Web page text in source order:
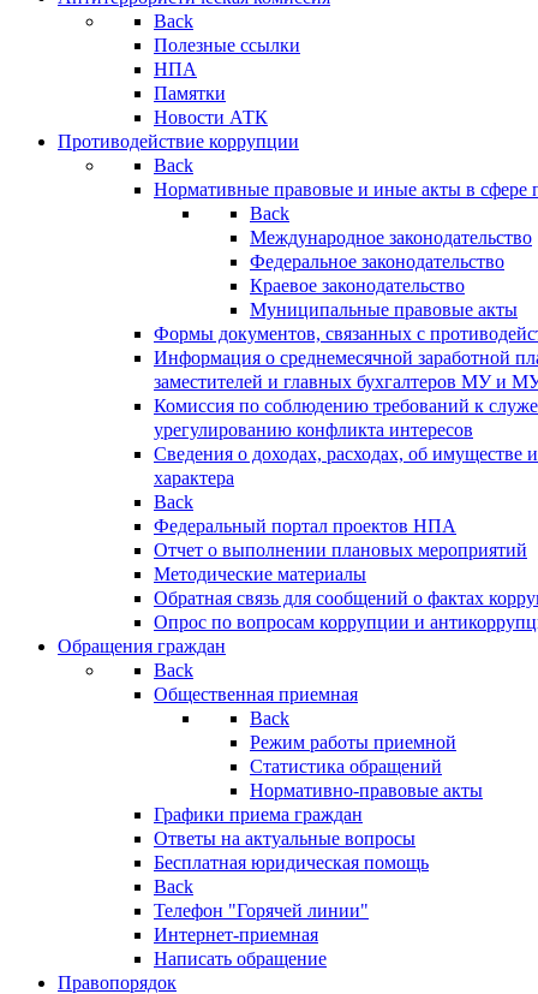
Back
Полезные ссылки
НПА
Памятки
Новости АТК
Противодействие коррупции
Back
Нормативные правовые и иные акты в сфере
Back
Международное законодательство
Федеральное законодательство
Краевое законодательство
Муниципальные правовые акты
Формы документов, связанных с
Информация о среднемесячной заработной
заместителей и главных бухгалтеров МУ и
Комиссия по соблюдению требований к
урегулированию конфликта интересов
Сведения о доходах, расходах, об имуществе
характера
Back
Федеральный портал проектов НПА
Отчет о выполнении плановых мероприятий
Методические материалы
Обратная связь для сообщений о фактах
Опрос по вопросам коррупции и
Обращения граждан
Back
Общественная приемная
Back
Режим работы приемной
Статистика обращений
Нормативно-правовые акты
Графики приема граждан
Ответы на актуальные вопросы
Бесплатная юридическая помощь
Back
Телефон "Горячей линии"
Интернет-приемная
Написать обращение
Правопорядок